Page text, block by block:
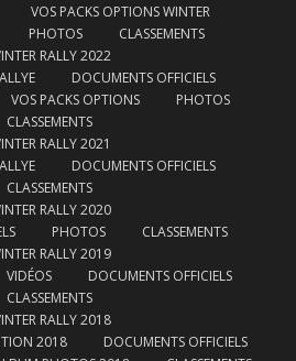
VOS PACKS OPTIONS WINTER
PHOTOS
CLASSEMENTS
RALLY 2022
DOCUMENTS OFFICIELS
VOS PACKS OPTIONS
PHOTOS
CLASSEMENTS
RALLY 2021
DOCUMENTS OFFICIELS
CLASSEMENTS
RALLY 2020
PHOTOS
CLASSEMENTS
RALLY 2019
VIDÉOS
DOCUMENTS OFFICIELS
CLASSEMENTS
RALLY 2018
2018
DOCUMENTS OFFICIELS